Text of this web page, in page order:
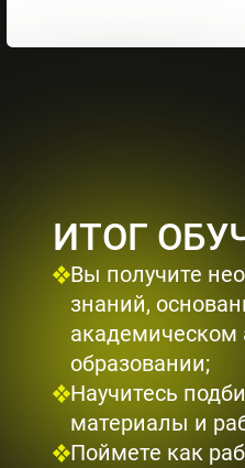
ИТОГ
Вы получите
знаний,
академическом
образовании;
Научитесь
материалы и
Поймете как